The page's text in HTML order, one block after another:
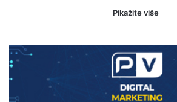
Pikažite više